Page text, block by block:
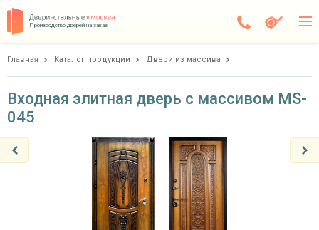
Производство дверей на заказ
Доставка
Установка
Главная Каталог продукции Двери из массива
Входная элитная дверь с массивом MS-
045